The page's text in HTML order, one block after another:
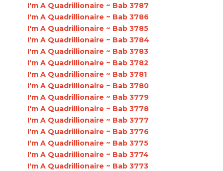
I'm A Quadrillionaire ~ Bab 3787
I'm A Quadrillionaire ~ Bab 3786
I'm A Quadrillionaire ~ Bab 3785
I'm A Quadrillionaire ~ Bab 3784
I'm A Quadrillionaire ~ Bab 3783
I'm A Quadrillionaire ~ Bab 3782
I'm A Quadrillionaire ~ Bab 3781
I'm A Quadrillionaire ~ Bab 3780
I'm A Quadrillionaire ~ Bab 3779
I'm A Quadrillionaire ~ Bab 3778
I'm A Quadrillionaire ~ Bab 3777
I'm A Quadrillionaire ~ Bab 3776
I'm A Quadrillionaire ~ Bab 3775
I'm A Quadrillionaire ~ Bab 3774
I'm A Quadrillionaire ~ Bab 3773